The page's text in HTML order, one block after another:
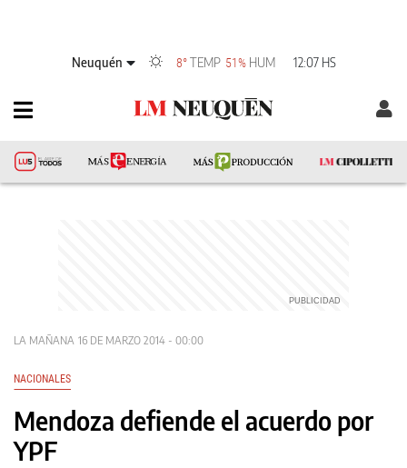
Neuquén 8° TEMP 51% HUM 12:07 HS
LA MAÑANA 16 DE MARZO 2014 - 00:00
NACIONALES
Mendoza defiende el acuerdo por
YPF